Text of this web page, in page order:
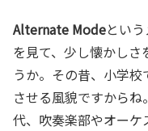
Alternate Modeとい
を見て、少し懐かしさ
うか。その昔、小学
させる風貌ですから
代、吹奏楽部やオーケ